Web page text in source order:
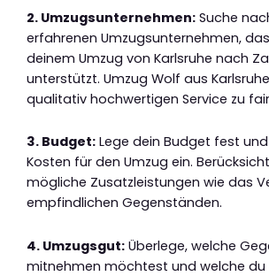
2. Umzugsunternehmen: Suche
erfahrenen Umzugsunternehmen,
deinem Umzug von Karlsruhe nach
unterstützt. Umzug Wolf aus
qualitativ hochwertigen Service zu
3. Budget: Lege dein Budget fest
Kosten für den Umzug ein.
mögliche Zusatzleistungen wie das
empfindlichen Gegenständen.
4. Umzugsgut: Überlege, welche
mitnehmen möchtest und welche du